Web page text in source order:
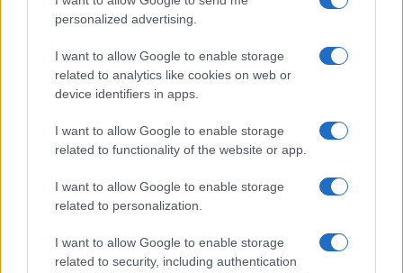
personalized advertising.
I want to allow Google to enable storage
related to analytics like cookies on web or
device identifiers in apps.
I want to allow Google to enable storage
related to functionality of the website or app.
I want to allow Google to enable storage
related to personalization.
I want to allow Google to enable storage
related to security, including authentication
Lucía Herrera · 26 Jul 2026
IMPUESTO